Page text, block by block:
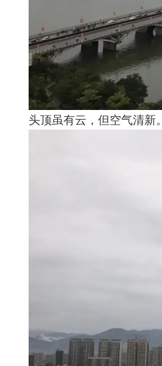
头顶虽有云，但空气清新。